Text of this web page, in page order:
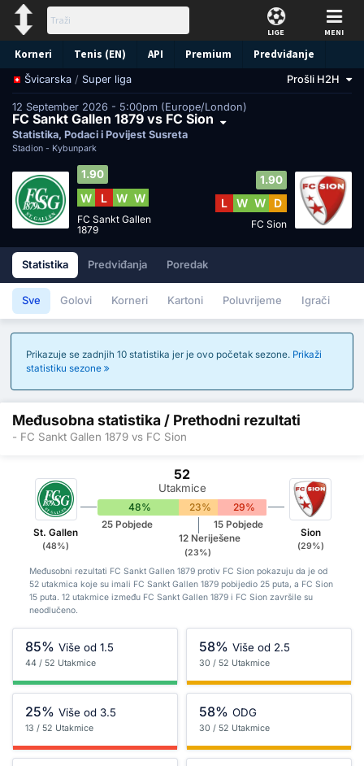
LIGE MENI
Korneri Tenis (EN) API Premium Predviđanje
Švicarska / Super liga Prošli H2H
12 September 2026 - 5:00pm (Europe/London)
FC Sankt Gallen 1879 vs FC Sion
Statistika, Podaci i Povijest Susreta
Stadion - Kybunpark
1.90
W L W W
FC Sankt Gallen
1879
1.90
L W W D
FC Sion
Statistika Predviđanja Poredak
Sve Golovi Korneri Kartoni Poluvrijeme Igrači
Prikazuje se zadnjih 10 statistika jer je ovo početak sezone. Prikaži
statistiku sezone
Međusobna statistika / Prethodni rezultati
- FC Sankt Gallen 1879 vs FC Sion
St. Gallen
(48%)
52
Utakmice
48% 23% 29%
25 Pobjede
12 Neriješene
(23%)
15 Pobjede
Sion
(29%)
Međusobni rezultati FC Sankt Gallen 1879 protiv FC Sion pokazuju da je od
52 utakmica koje su imali FC Sankt Gallen 1879 pobijedio 25 puta, a FC Sion
15 puta. 12 utakmice između FC Sankt Gallen 1879 i FC Sion završile su
neodlučeno.
85% Više od 1.5
44 / 52 Utakmice
58% Više od 2.5
30 / 52 Utakmice
25% Više od 3.5
13 / 52 Utakmice
58% ODG
30 / 52 Utakmice